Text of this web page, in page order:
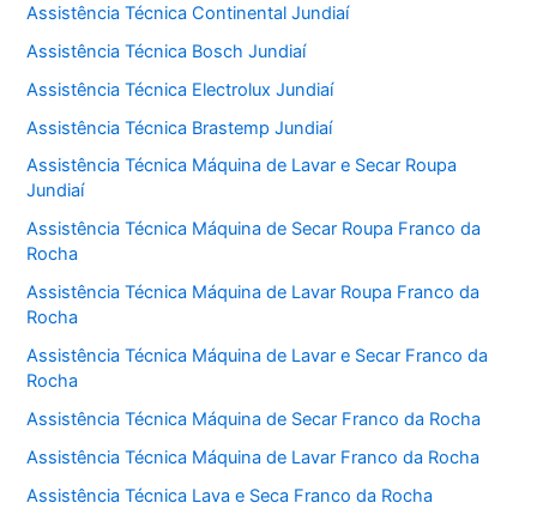
Assistência Técnica Continental Jundiaí
Assistência Técnica Bosch Jundiaí
Assistência Técnica Electrolux Jundiaí
Assistência Técnica Brastemp Jundiaí
Assistência Técnica Máquina de Lavar e Secar Roupa
Jundiaí
Assistência Técnica Máquina de Secar Roupa Franco da
Rocha
Assistência Técnica Máquina de Lavar Roupa Franco da
Rocha
Assistência Técnica Máquina de Lavar e Secar Franco da
Rocha
Assistência Técnica Máquina de Secar Franco da Rocha
Assistência Técnica Máquina de Lavar Franco da Rocha
Assistência Técnica Lava e Seca Franco da Rocha